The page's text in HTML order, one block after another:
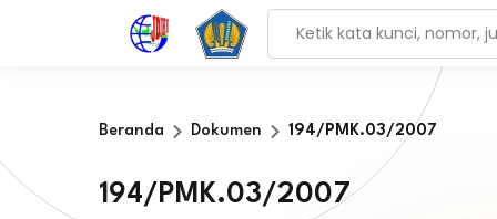
Beranda Dokumen 194/PMK.03/2007
194/PMK.03/2007